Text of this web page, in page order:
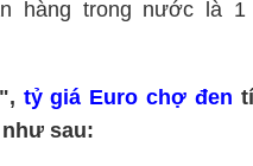
hàng trong nước là 1
tỷ giá Euro chợ đen
như sau: